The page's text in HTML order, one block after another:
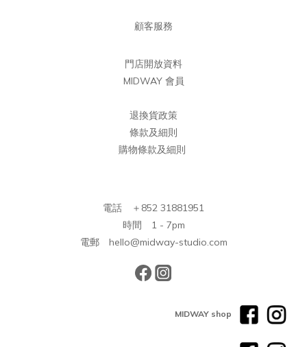
顧客服務
門店開放資料
MIDWAY 會員
退換貨政策
條款及細則
購物條款及細則
電話 ＋852 31881951
時間 1 - 7pm
電郵 hello@midway-studio.com
MIDWAY shop